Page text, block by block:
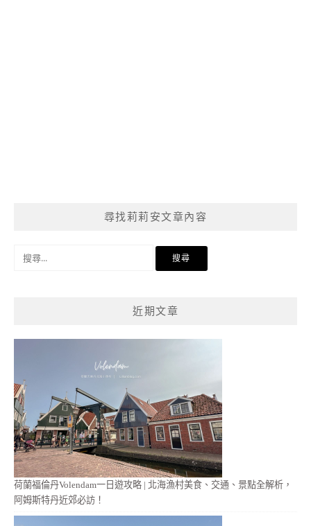
尋找莉莉安文章內容
近期文章
荷蘭福倫丹Volendam一日遊攻略 | 北海漁村美食、交通、景點全解析，
阿姆斯特丹近郊必訪！